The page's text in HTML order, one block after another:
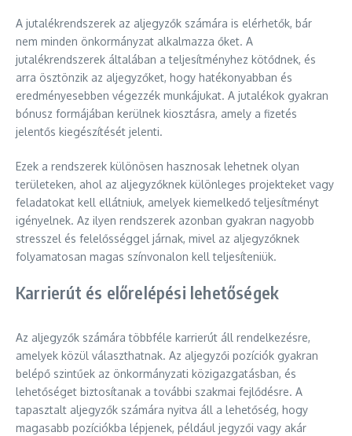
A jutalékrendszerek az aljegyzők számára is elérhetők, bár
nem minden önkormányzat alkalmazza őket. A
jutalékrendszerek általában a teljesítményhez kötődnek, és
arra ösztönzik az aljegyzőket, hogy hatékonyabban és
eredményesebben végezzék munkájukat. A jutalékok gyakran
bónusz formájában kerülnek kiosztásra, amely a fizetés
jelentős kiegészítését jelenti.
Ezek a rendszerek különösen hasznosak lehetnek olyan
területeken, ahol az aljegyzőknek különleges projekteket vagy
feladatokat kell ellátniuk, amelyek kiemelkedő teljesítményt
igényelnek. Az ilyen rendszerek azonban gyakran nagyobb
stresszel és felelősséggel járnak, mivel az aljegyzőknek
folyamatosan magas színvonalon kell teljesíteniük.
Karrierút és előrelépési lehetőségek
Az aljegyzők számára többféle karrierút áll rendelkezésre,
amelyek közül választhatnak. Az aljegyzői pozíciók gyakran
belépő szintűek az önkormányzati közigazgatásban, és
lehetőséget biztosítanak a további szakmai fejlődésre. A
tapasztalt aljegyzők számára nyitva áll a lehetőség, hogy
magasabb pozíciókba lépjenek, például jegyzői vagy akár